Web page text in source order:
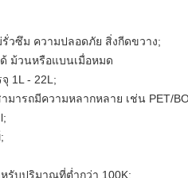
รั่วซึม ความปลอดภัย สิ่งกีดขวาง;
ม้วนหรือแบนเมื่อหมด
1L - 22L;
รถมีความหลากหลาย เช่น PET/
รับปริมาณที่ต่ำกว่า 100K;